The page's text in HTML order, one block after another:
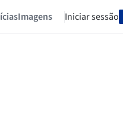
Imagens Iniciar sessão